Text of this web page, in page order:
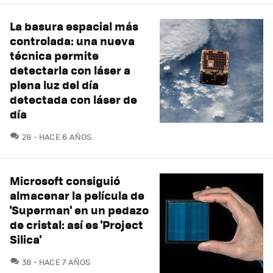
La basura espacial más
controlada: una nueva
técnica permite
detectarla con láser a
plena luz del día
detectada con láser de
día
28 COMENTARIOS
HACE 6 AÑOS
Microsoft consiguió
almacenar la película de
'Superman' en un pedazo
de cristal: así es 'Project
Silica'
38 COMENTARIOS
HACE 7 AÑOS